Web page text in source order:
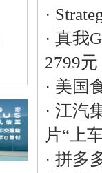
·
· 真我
2799元
· 美国
· 江汽
片“上
· 拼多